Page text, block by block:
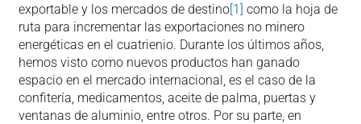
exportable y los mercados de destino[1] como la hoja de
ruta para incrementar las exportaciones no minero
energéticas en el cuatrienio. Durante los últimos años,
hemos visto como nuevos productos han ganado
espacio en el mercado internacional, es el caso de la
confitería, medicamentos, aceite de palma, puertas y
ventanas de aluminio, entre otros. Por su parte, en